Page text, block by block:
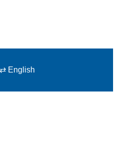
⇄ English